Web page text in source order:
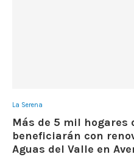
La Serena
Más de 5 mil hogares
beneficiarán con
Aguas del Valle en